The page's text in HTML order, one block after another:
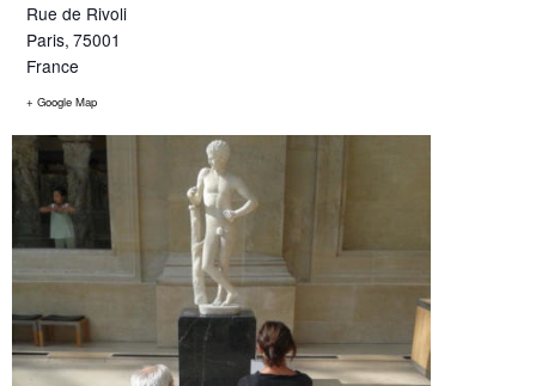
Rue de Rivoli
Paris, 75001
France
+ Google Map